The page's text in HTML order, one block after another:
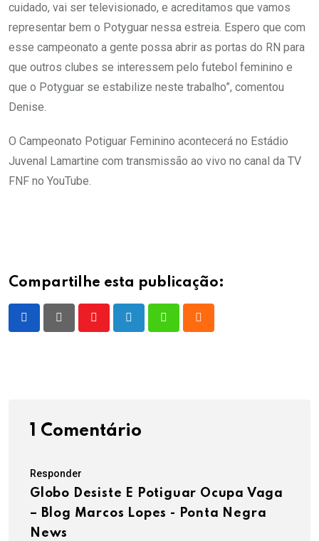
cuidado, vai ser televisionado, e acreditamos que vamos
representar bem o Potyguar nessa estreia. Espero que com
esse campeonato a gente possa abrir as portas do RN para
que outros clubes se interessem pelo futebol feminino e
que o Potyguar se estabilize neste trabalho”, comentou
Denise.
O Campeonato Potiguar Feminino acontecerá no Estádio
Juvenal Lamartine com transmissão ao vivo no canal da TV
FNF no YouTube.
Compartilhe esta publicação:
1 Comentário
Responder
Globo Desiste E Potiguar Ocupa Vaga
– Blog Marcos Lopes - Ponta Negra
News